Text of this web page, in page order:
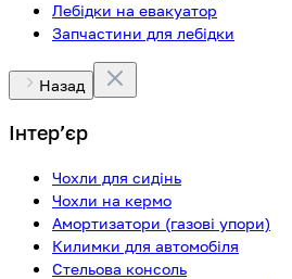
Лебідки на евакуатор
Запчастини для лебідки
Назад
Інтерʼєр
Чохли для сидінь
Чохли на кермо
Амортизатори (газові упори)
Килимки для автомобіля
Стельова консоль